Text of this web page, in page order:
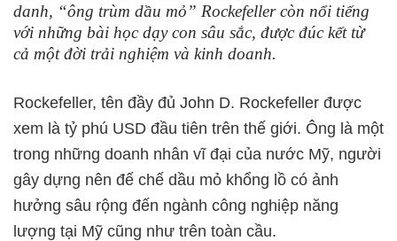
danh, “ông trùm dầu mỏ” Rockefeller còn nổi tiếng
với những bài học dạy con sâu sắc, được đúc kết từ
cả một đời trải nghiệm và kinh doanh.
Rockefeller, tên đầy đủ John D. Rockefeller được
xem là tỷ phú USD đầu tiên trên thế giới. Ông là một
trong những doanh nhân vĩ đại của nước Mỹ, người
gây dựng nên đế chế dầu mỏ khổng lồ có ảnh
hưởng sâu rộng đến ngành công nghiệp năng
lượng tại Mỹ cũng như trên toàn cầu.